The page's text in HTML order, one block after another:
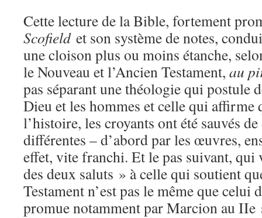
Cette lecture de la Bible, fortement
Scofieldet son système de notes,
une cloison plus ou moins étanche,
le Nouveau et l’Ancien Testament, au
pas séparant une théologie qui postule
Dieu et les hommes et celle qui affirme
l’histoire, les croyants ont été sauvés
différentes – d’abord par les œuvres,
effet, vite franchi. Et le pas suivant, qui
des deux saluts » à celle qui soutient
Testament n’est pas le même que celui
promue notamment par Marcion au IIe